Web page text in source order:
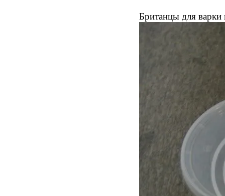
Британцы для варки